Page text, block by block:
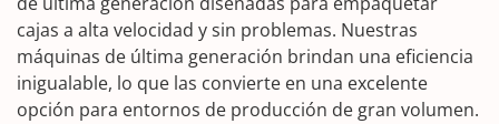
cajas a alta velocidad y sin problemas. Nuestras
máquinas de última generación brindan una eficiencia
inigualable, lo que las convierte en una excelente
opción para entornos de producción de gran volumen.